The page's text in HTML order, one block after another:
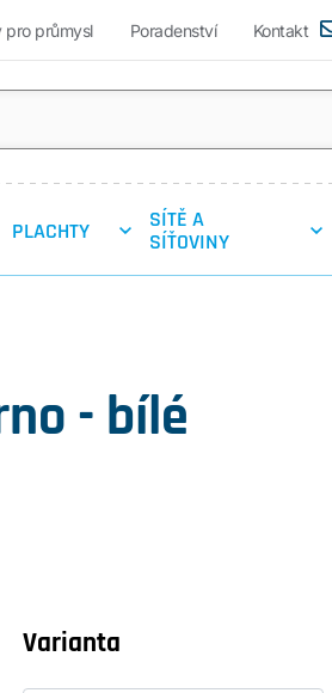
pro průmysl Poradenství Kontakt
PLACHTY
SÍTĚ A
SÍŤOVINY
- bílé
Varianta